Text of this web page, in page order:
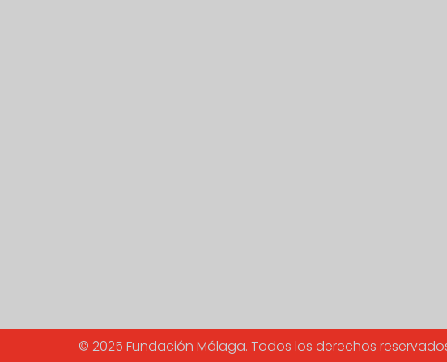
© 2025 Fundación Málaga. Todos los derechos